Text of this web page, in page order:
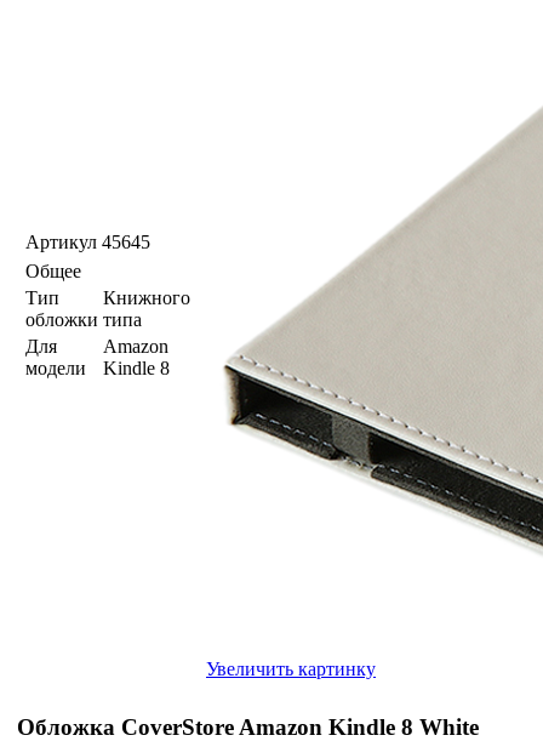
Артикул 45645
Общее
Тип
обложки
Книжного
типа
Для
модели
Amazon
Kindle 8
Увеличить картинку
Обложка CoverStore Amazon Kindle 8 White